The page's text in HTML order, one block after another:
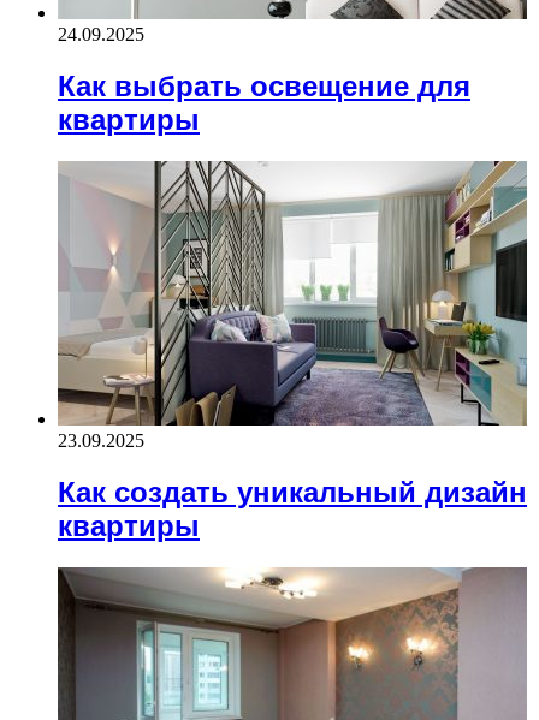
24.09.2025
Как выбрать освещение для
квартиры
23.09.2025
Как создать уникальный дизайн
квартиры